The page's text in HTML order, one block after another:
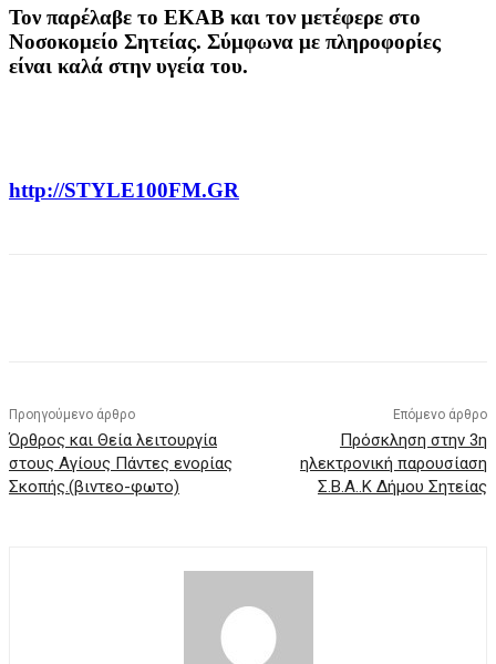
Τον παρέλαβε το ΕΚΑΒ και τον μετέφερε στο
Νοσοκομείο Σητείας. Σύμφωνα με πληροφορίες
είναι καλά στην υγεία του.
http://STYLE100FM.GR
Προηγούμενο άρθρο
Όρθρος και Θεία λειτουργία
στους Αγίους Πάντες ενορίας
Σκοπής.(βιντεο-φωτο)
Επόμενο άρθρο
Πρόσκληση στην 3η
ηλεκτρονική παρουσίαση
Σ.Β.Α..Κ Δήμου Σητείας